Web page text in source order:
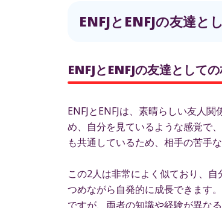
ENFJとENFJの友達と
ENFJとENFJの友達として
ENFJとENFJは、素晴らしい友人
め、自分を見ているような感覚で
も共通しているため、相手の苦手
この2人は非常によく似ており、
つめながら自発的に成長できます
ですが、両者の知識や経験が異な